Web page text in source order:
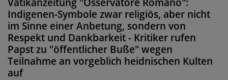
Indigenen-Symbole zwar religiös, aber nicht
im Sinne einer Anbetung, sondern von
Respekt und Dankbarkeit - Kritiker rufen
Papst zu "öffentlicher Buße" wegen
Teilnahme an vorgeblich heidnischen Kulten
auf